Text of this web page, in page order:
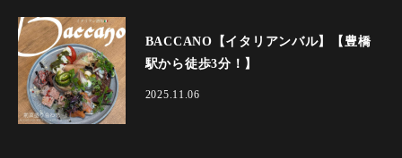
BACCANO【イタリアンバル】【豊橋
駅から徒歩3分！】
2025.11.06